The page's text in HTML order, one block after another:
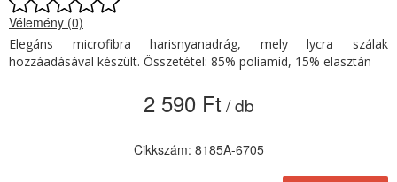
Vélemény (0)
Elegáns microfibra harisnyanadrág, mely lycra szálak
hozzáadásával készült. Összetétel: 85% poliamid, 15% elasztán
2 590 Ft / db
Cikkszám: 8185A-6705